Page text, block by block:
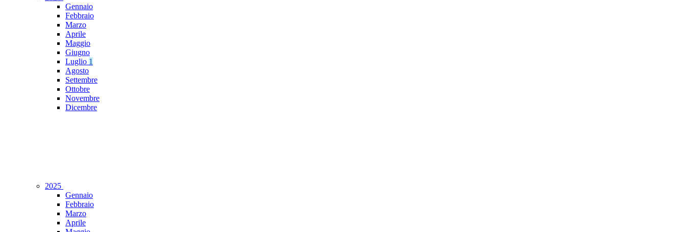
Gennaio
Febbraio
Marzo
Aprile
Maggio
Giugno
Luglio 1
Agosto
Settembre
Ottobre
Novembre
Dicembre
2025
Gennaio
Febbraio
Marzo
Aprile